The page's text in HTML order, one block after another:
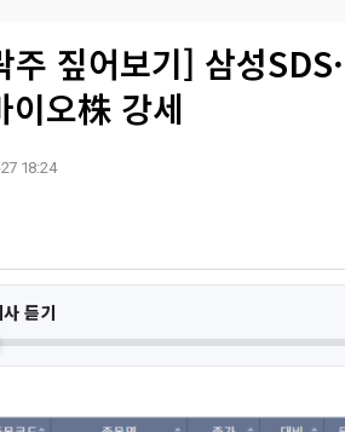
주 짚어보기] 삼성
이오株 강세
18:24
사 듣기